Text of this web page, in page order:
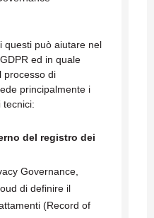
questi può aiutare nel
ed in quale
processo di
principalmente i
tecnici:
del registro dei
Governance,
di definire il
(Record of